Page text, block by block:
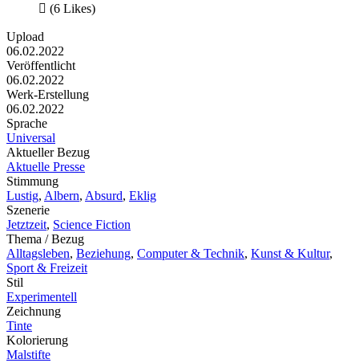
 (6 Likes)
Upload
06.02.2022
Veröffentlicht
06.02.2022
Werk-Erstellung
06.02.2022
Sprache
Universal
Aktueller Bezug
Aktuelle Presse
Stimmung
Lustig, Albern, Absurd, Eklig
Szenerie
Jetztzeit, Science Fiction
Thema / Bezug
Alltagsleben, Beziehung, Computer & Technik, Kunst & Kultur,
Sport & Freizeit
Stil
Experimentell
Zeichnung
Tinte
Kolorierung
Malstifte